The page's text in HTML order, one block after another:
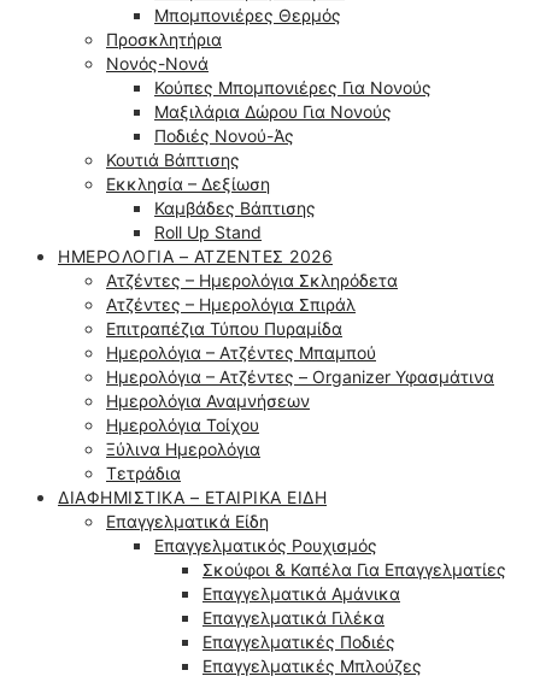
Μπομπονιέρες Θερμός
Προσκλητήρια
Νονός-Νονά
Κούπες Μπομπονιέρες Για Νονούς
Μαξιλάρια Δώρου Για Νονούς
Ποδιές Νονού-Άς
Κουτιά Βάπτισης
Εκκλησία – Δεξίωση
Καμβάδες Βάπτισης
Roll Up Stand
ΗΜΕΡΟΛΌΓΙΑ – ΑΤΖΈΝΤΕΣ 2026
Ατζέντες – Ημερολόγια Σκληρόδετα
Ατζέντες – Ημερολόγια Σπιράλ
Επιτραπέζια Τύπου Πυραμίδα
Ημερολόγια – Ατζέντες Μπαμπού
Ημερολόγια – Ατζέντες – Organizer Υφασμάτινα
Ημερολόγια Αναμνήσεων
Ημερολόγια Τοίχου
Ξύλινα Ημερολόγια
Τετράδια
ΔΙΑΦΗΜΙΣΤΙΚΆ – ΕΤΑΙΡΙΚΆ ΕΊΔΗ
Επαγγελματικά Είδη
Επαγγελματικός Ρουχισμός
Σκούφοι & Καπέλα Για Επαγγελματίες
Επαγγελματικά Αμάνικα
Επαγγελματικά Γιλέκα
Επαγγελματικές Ποδιές
Επαγγελματικές Μπλούζες